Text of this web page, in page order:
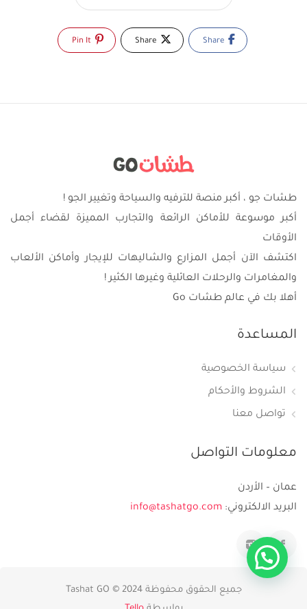
طشات جو ، أكبر منصة للترفيه والسياحة وتغيير الجو !
أكبر موسوعة للأماكن الرائعة والتجارب المميزة لقضاء أجمل
الأوقات
اكتشف الآن أجمل المزارع والشاليهات للإيجار وأماكن الألعاب
والمغامرات والرحلات العائلية وغيرها الكثير !
أهلا بك في عالم طشات Go
المساعدة
سياسة الخصوصية
الشروط والأحكام
تواصل معنا
معلومات التواصل
عمان – الأردن
البريد الالكتروني: info@tashatgo.com
جميع الحقوق محفوظة 2024 © Tashat GO